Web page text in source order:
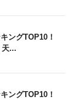
ングTOP10！
...
ングTOP10！